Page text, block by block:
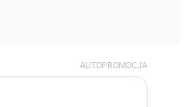
AUTOPROMOCJA